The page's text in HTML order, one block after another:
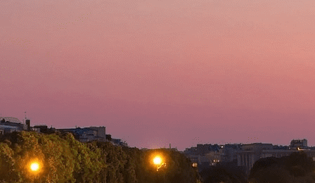
Our Association
Activities
Join us
?>
Images de la page d'accueil